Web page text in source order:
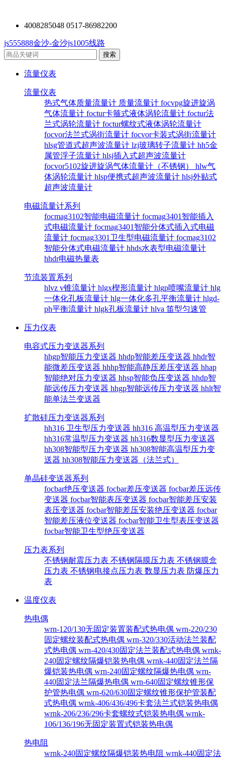
4008285048 0517-86982200
js555888金沙-金沙js1005线路
流量仪表
流量仪表
热式气体质量流量计 质量流量计 focvpg旋进旋涡
气体流量计 foctur卡箍式液体涡轮流量计 foctur法
兰式涡轮流量计 foctur螺纹式液体涡轮流量计
focvor法兰式涡街流量计 focvor卡装式涡街流量计
hlsg管道式超声波流量计 lzj玻璃转子流量计 hh5金
属管浮子流量计 hlsj插入式超声波流量计
focvor5102旋进旋涡气体流量计（不锈钢） hlw气
体涡轮流量计 hlsp便携式超声波流量计 hlsj外贴式
超声波流量计
电磁流量计系列
focmag3102智能电磁流量计 focmag3401智能插入
式电磁流量计 focmag3401智能分体式插入式电磁
流量计 focmag3301卫生型电磁流量计 focmag3102
智能分体式电磁流量计 hhds水表型电磁流量计
hhdr电磁热量表
节流装置系列
hlvz v锥流量计 hlgx楔形流量计 hlgp喷嘴流量计 hlg
一体化孔板流量计 hlg一体化多孔平衡流量计 hlgd-
ph平衡流量计 hlgk孔板流量计 hlva 笛型匀速管
压力仪表
电容式压力变送器系列
hhgp智能压力变送器 hhdp智能差压变送器 hhdr智
能微差压变送器 hhhp智能高静压差压变送器 hhap
智能绝对压力变送器 hhsp智能负压变送器 hhdp智
能远传压力变送器 hhgp智能远传压力变送器 hhlt智
能单法兰变送器
扩散硅压力变送器系列
hh316 卫生型压力变送器 hh316 高温型压力变送器
hh316常温型压力变送器 hh316数显型压力变送器
hh308智能型压力变送器 hh308智能高温型压力变
送器 hh308智能压力变送器（法兰式）
单晶硅变送器系列
focbar绝压变送器 focbar差压变送器 focbar差压远传
变送器 focbar智能表压变送器 focbar智能差压安装
表压变送器 focbar智能差压安装绝压变送器 focbar
智能差压液位变送器 focbar智能卫生型表压变送器
focbar智能卫生型绝压变送器
压力表系列
不锈钢耐震压力表 不锈钢隔膜压力表 不锈钢膜盒
压力表 不锈钢电接点压力表 数显压力表 防爆压力
表
温度仪表
热电偶
wrn-120/130无固定装置装配式热电偶 wrn-220/230
固定螺纹装配式热电偶 wrn-320/330活动法兰装配
式热电偶 wrn-420/430固定法兰装配式热电偶 wrnk-
240固定螺纹隔爆铠装热电偶 wrnk-440固定法兰隔
爆铠装热电偶 wrn-240固定螺纹隔爆热电偶 wrn-
440固定法兰隔爆热电偶 wrn-640固定螺纹锥形保
护管热电偶 wrn-620/630固定螺纹锥形保护管装配
式热电偶 wrnk-406/436/496卡套法兰式铠装热电偶
wrnk-206/236/296卡套螺纹式铠装热电偶 wrnk-
106/136/196无固定装置式铠装热电偶
热电阻
wrnk-240固定螺纹隔爆铠装热电阻 wrnk-440固定法